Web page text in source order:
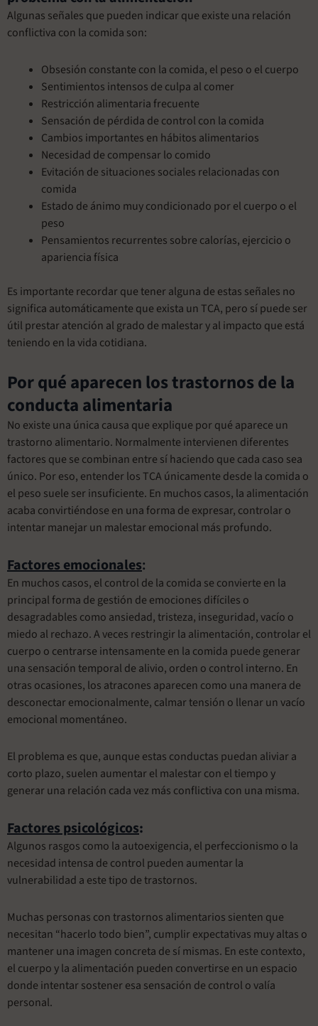
Algunas señales que pueden indicar que existe una relación
conflictiva con la comida son:
Obsesión constante con la comida, el peso o el cuerpo
Sentimientos intensos de culpa al comer
Restricción alimentaria frecuente
Sensación de pérdida de control con la comida
Cambios importantes en hábitos alimentarios
Necesidad de compensar lo comido
Evitación de situaciones sociales relacionadas con
comida
Estado de ánimo muy condicionado por el cuerpo o el
peso
Pensamientos recurrentes sobre calorías, ejercicio o
apariencia física
Es importante recordar que tener alguna de estas señales no
significa automáticamente que exista un TCA, pero sí puede ser
útil prestar atención al grado de malestar y al impacto que está
teniendo en la vida cotidiana.
Por qué aparecen los trastornos de la
conducta alimentaria
No existe una única causa que explique por qué aparece un
trastorno alimentario. Normalmente intervienen diferentes
factores que se combinan entre sí haciendo que cada caso sea
único. Por eso, entender los TCA únicamente desde la comida o
el peso suele ser insuficiente. En muchos casos, la alimentación
acaba convirtiéndose en una forma de expresar, controlar o
intentar manejar un malestar emocional más profundo.
Factores emocionales:
En muchos casos, el control de la comida se convierte en la
principal forma de gestión de emociones difíciles o
desagradables como ansiedad, tristeza, inseguridad, vacío o
miedo al rechazo. A veces restringir la alimentación, controlar el
cuerpo o centrarse intensamente en la comida puede generar
una sensación temporal de alivio, orden o control interno. En
otras ocasiones, los atracones aparecen como una manera de
desconectar emocionalmente, calmar tensión o llenar un vacío
emocional momentáneo.
El problema es que, aunque estas conductas puedan aliviar a
corto plazo, suelen aumentar el malestar con el tiempo y
generar una relación cada vez más conflictiva con una misma.
Factores psicológicos:
Algunos rasgos como la autoexigencia, el perfeccionismo o la
necesidad intensa de control pueden aumentar la
vulnerabilidad a este tipo de trastornos.
Muchas personas con trastornos alimentarios sienten que
necesitan “hacerlo todo bien”, cumplir expectativas muy altas o
mantener una imagen concreta de sí mismas. En este contexto,
el cuerpo y la alimentación pueden convertirse en un espacio
donde intentar sostener esa sensación de control o valía
personal.